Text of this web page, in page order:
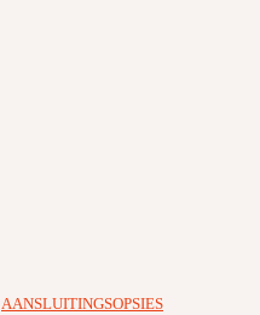
AANSLUITINGSOPSIES